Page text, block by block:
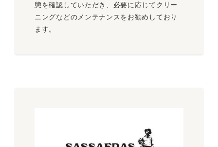
態を確認していただき、必要に応じてクリー
ニングなどのメンテナンスをお勧めしており
ます。